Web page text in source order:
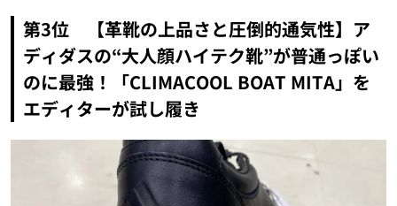
第3位 【革靴の上品さと圧倒的通気性】ア
ディダスの“大人顔ハイテク靴”が普通っぽい
のに最強！「CLIMACOOL BOAT MITA」を
エディターが試し履き